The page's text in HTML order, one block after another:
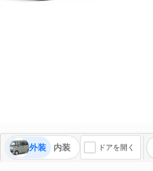
外装 内装 ドアを開く